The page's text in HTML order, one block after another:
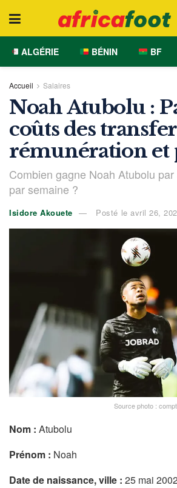
ALGÉRIE BÉNIN BF
Accueil Salaires
Noah Atubolu :
coûts des
rémunération et
Combien gagne Noah Atubolu
par semaine ?
Isidore Akouete Posté le avril 26,
Source photo :
Nom : Atubolu
Prénom : Noah
Date de naissance, ville : 25 mai